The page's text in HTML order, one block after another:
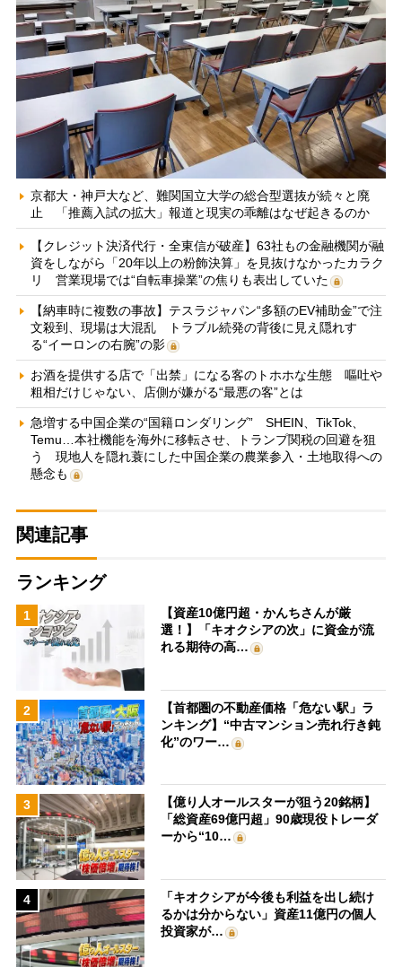
京都大・神戸大など、難関国立大学の総合型選抜が続々と廃
止 「推薦入試の拡大」報道と現実の乖離はなぜ起きるのか
【クレジット決済代行・全東信が破産】63社もの金融機関が融
資をしながら「20年以上の粉飾決算」を見抜けなかったカラク
リ 営業現場では“自転車操業”の焦りも表出していた
【納車時に複数の事故】テスラジャパン“多額のEV補助金”で注
文殺到、現場は大混乱 トラブル続発の背後に見え隠れす
る“イーロンの右腕”の影
お酒を提供する店で「出禁」になる客のトホホな生態 嘔吐や
粗相だけじゃない、店側が嫌がる“最悪の客”とは
急増する中国企業の“国籍ロンダリング” SHEIN、TikTok、
Temu…本社機能を海外に移転させ、トランプ関税の回避を狙
う 現地人を隠れ蓑にした中国企業の農業参入・土地取得への
懸念も
関連記事
ランキング
1
【資産10億円超・かんちさんが厳
選！】「キオクシアの次」に資金が流
れる期待の高…
2
【首都圏の不動産価格「危ない駅」ラ
ンキング】“中古マンション売れ行き鈍
化”のワー…
3
【億り人オールスターが狙う20銘柄】
「総資産69億円超」90歳現役トレーダ
ーから“10…
4
「キオクシアが今後も利益を出し続け
るかは分からない」資産11億円の個人
投資家が…